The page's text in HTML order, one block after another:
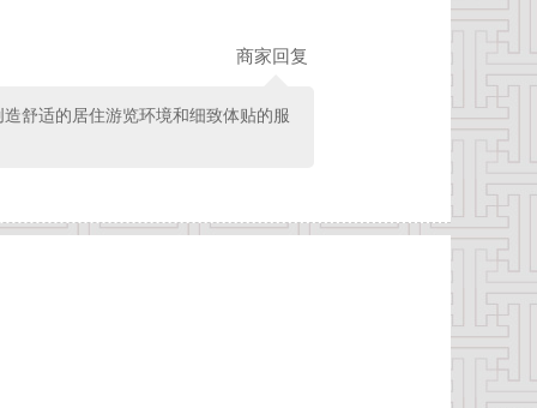
商家回复
舒适的居住游览环境和细致体贴的服